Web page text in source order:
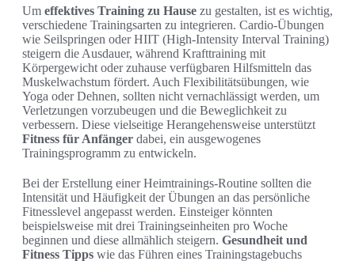
Um effektives Training zu Hause zu gestalten, ist es wichtig,
verschiedene Trainingsarten zu integrieren. Cardio-Übungen
wie Seilspringen oder HIIT (High-Intensity Interval Training)
steigern die Ausdauer, während Krafttraining mit
Körpergewicht oder zuhause verfügbaren Hilfsmitteln das
Muskelwachstum fördert. Auch Flexibilitätsübungen, wie
Yoga oder Dehnen, sollten nicht vernachlässigt werden, um
Verletzungen vorzubeugen und die Beweglichkeit zu
verbessern. Diese vielseitige Herangehensweise unterstützt
Fitness für Anfänger dabei, ein ausgewogenes
Trainingsprogramm zu entwickeln.
Bei der Erstellung einer Heimtrainings-Routine sollten die
Intensität und Häufigkeit der Übungen an das persönliche
Fitnesslevel angepasst werden. Einsteiger könnten
beispielsweise mit drei Trainingseinheiten pro Woche
beginnen und diese allmählich steigern. Gesundheit und
Fitness Tipps wie das Führen eines Trainingstagebuchs